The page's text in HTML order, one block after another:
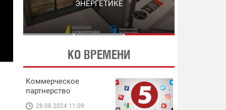
ОККУПАНТЫ СНОВА ПЫТАЮТСЯ СКРЫТЬ
В ЭНЕРГЕТИКЕ
ЭНЕРГЕТИКЕ
КО ВРЕМЕНИ
Коммерческое
партнерство
28.08.2024 11:09